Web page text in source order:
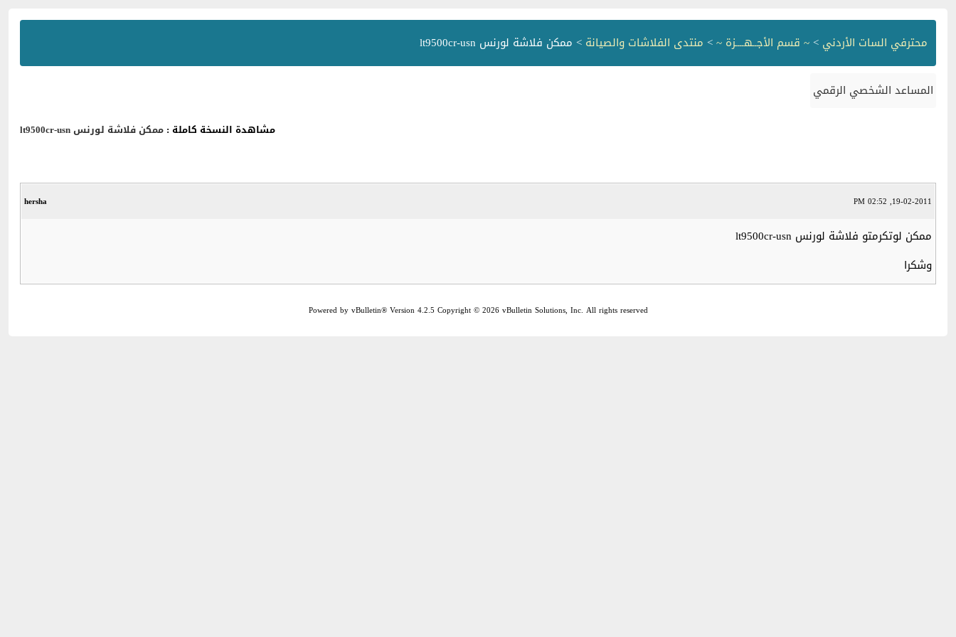
محترفي السات الأردني >~ قسم الأجــهــــزة ~> منتدى الفلاشات والصيانة > ممكن فلاشة لورنس lt9500cr-usn
المساعد الشخصي الرقمي
مشاهدة النسخة كاملة : ممكن فلاشة لورنس lt9500cr-usn
hersha 19-02-2011, 02:52 PM
ممكن لوتكرمتو فلاشة لورنس lt9500cr-usn
وشكرا
Powered by vBulletin® Version 4.2.5 Copyright © 2026 vBulletin Solutions, Inc. All rights reserved